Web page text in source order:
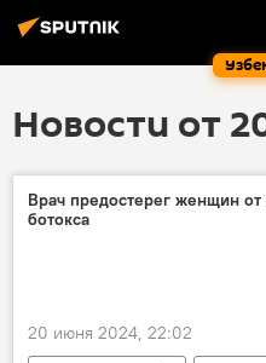
Новости от
Врач предостерег женщин от
ботокса
20 июня 2024, 22:02